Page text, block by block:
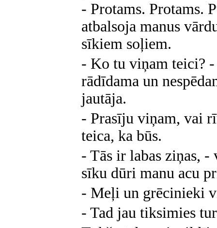
- Protams. Protams.
atbalsoja manus
sīkiem soļiem.
- Ko tu viņam teici?
rādīdama un
jautāja.
- Prasīju viņam, vai
teica, ka būs.
- Tās ir labas ziņas,
sīku dūri manu acu
- Meļi un grēcinieki
- Tad jau tiksimies